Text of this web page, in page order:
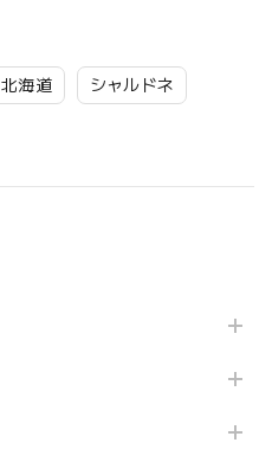
北海道 シャルドネ